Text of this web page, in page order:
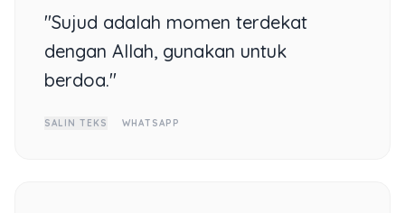
"Sujud adalah momen terdekat
dengan Allah, gunakan untuk
berdoa."
SALIN TEKS WHATSAPP